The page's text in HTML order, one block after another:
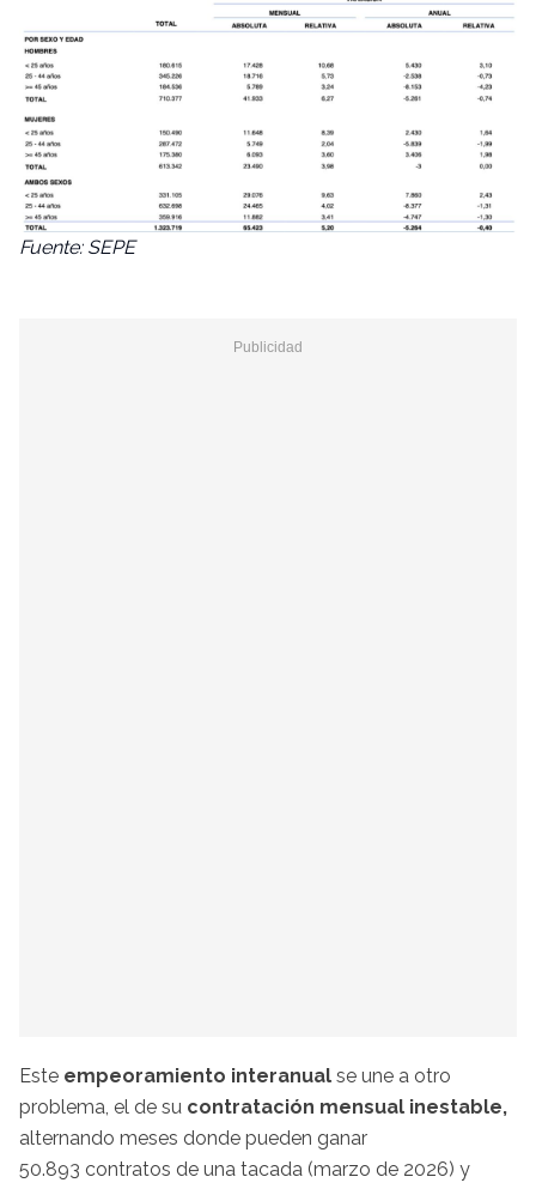
Fuente: SEPE
Este empeoramiento interanual se une a otro
problema, el de su contratación mensual inestable,
alternando meses donde pueden ganar
50.893 contratos de una tacada (marzo de 2026) y